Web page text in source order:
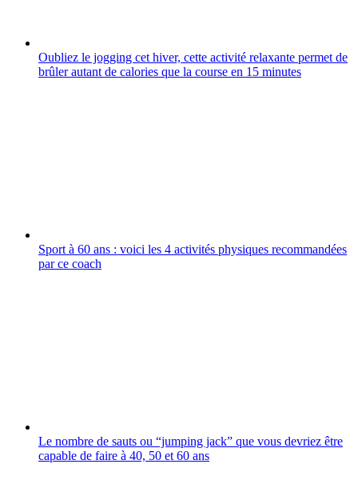
Oubliez le jogging cet hiver, cette activité relaxante permet de
brûler autant de calories que la course en 15 minutes
Sport à 60 ans : voici les 4 activités physiques recommandées
par ce coach
Le nombre de sauts ou “jumping jack” que vous devriez être
capable de faire à 40, 50 et 60 ans